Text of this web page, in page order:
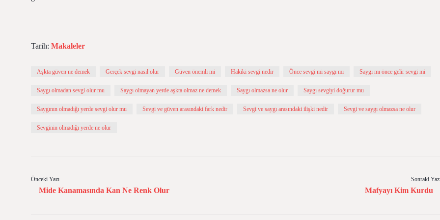
Tarih: Makaleler
Aşkta güven ne demek Gerçek sevgi nasıl olur Güven önemli mi Hakiki sevgi nedir Önce sevgi mi saygı mı Saygı mı önce gelir sevgi mi
Saygı olmadan sevgi olur mu Saygı olmayan yerde aşkta olmaz ne demek Saygı olmazsa ne olur Saygı sevgiyi doğurur mu
Saygının olmadığı yerde sevgi olur mu Sevgi ve güven arasındaki fark nedir Sevgi ve saygı arasındaki ilişki nedir Sevgi ve saygı olmazsa ne olur
Sevginin olmadığı yerde ne olur
Önceki Yazı
Mide Kanamasında Kan Ne Renk Olur
Sonraki
Mafyayı Kim Kurdu